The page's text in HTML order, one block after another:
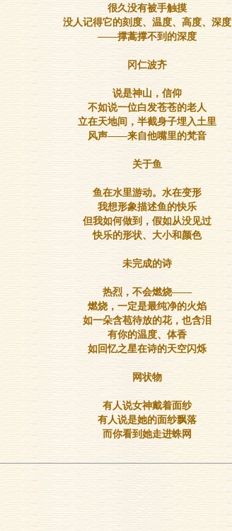
很久没有被手触摸
没人记得它的刻度、温度、高度、深度
——撑蒿撑不到的深度
冈仁波齐
说是神山，信仰
不如说一位白发苍苍的老人
立在天地间，半截身子埋入土里
风声——来自他嘴里的梵音
关于鱼
鱼在水里游动。水在变形
我想形象描述鱼的快乐
但我如何做到，假如从没见过
快乐的形状、大小和颜色
未完成的诗
热烈，不会燃烧——
燃烧，一定是最纯净的火焰
如一朵含苞待放的花，也含泪
有你的温度、体香
如回忆之星在诗的天空闪烁
网状物
有人说女神戴着面纱
有人说是她的面纱飘落
而你看到她走进蛛网